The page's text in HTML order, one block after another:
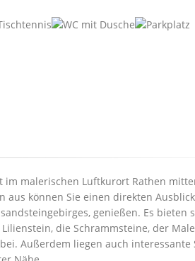
im malerischen Luftkurort Rathen
aus können Sie einen direkten
genießen. Es bieten
die Schrammsteine, der
Außerdem liegen auch interessante